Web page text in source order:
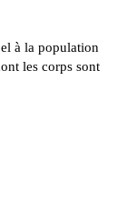
à la population
les corps sont